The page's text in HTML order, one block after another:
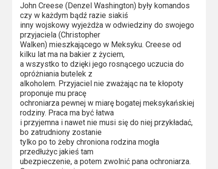
Kino
europejskie
Kino
polskie
Komedie
Korea
Południowa
Filmy
oparte
John Creese (Denzel Washington) były komandos
czy w każdym bądź razie siakiś
inny wojskowy wyjeżdża w odwiedziny do swojego
przyjaciela (Christopher
Walken) mieszkającego w Meksyku. Creese od
kilku lat ma na bakier z życiem,
a wszystko to dzięki jego rosnącego uczucia do
opróżniania butelek z
alkoholem. Przyjaciel nie zważając na te kłopoty
proponuje mu pracę
ochroniarza pewnej w miarę bogatej meksykańskiej
rodziny. Praca ma być łatwa
i przyjemna i nawet nie musi się do niej przykładać,
bo zatrudniony zostanie
tylko po to żeby chroniona rodzina mogła
przedłużyc jakieś tam
ubezpieczenie, a potem zwolnić pana ochroniarza.